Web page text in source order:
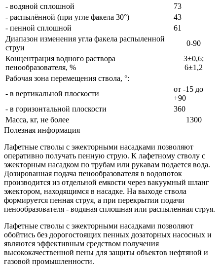
- водяной сплошной
73
- распылённой (при угле факела 30°)
43
- пенной сплошной
61
Диапазон изменения угла факела распыленной
струи
0-90
Концентрация водного раствора
пенообразователя, %
3±0,6;
6±1,2
Рабочая зона перемещения ствола, °:
- в вертикальной плоскости
от -15 до
+90
- в горизонтальной плоскости
360
Масса, кг, не более
1300
Полезная информация
Лафетные стволы с эжекторными насадками позволяют
оперативно получать пенную струю. К лафетному стволу с
эжекторным насадком по трубам или рукавам подается вода.
Дозированная подача пенообразователя в водопоток
производится из отдельной емкости через вакуумный шланг
эжектором, находящимся в насадке. На выходе ствола
формируется пенная струя, а при перекрытии подачи
пенообразователя - водяная сплошная или распыленная струя.
Лафетные стволы с эжекторными насадками позволяют
обойтись без дорогостоящих пенных дозаторных насосных и
являются эффективным средством получения
высококачественной пены для защиты объектов нефтяной и
газовой промышленности.